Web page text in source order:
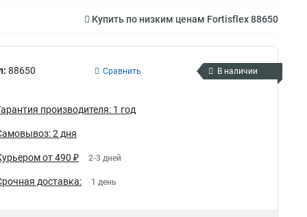
Купить по низким ценам Fortisflex 88650
88650 Сравнить В наличии
производителя: 1 год
2 дня
от 490 ₽ 2-3 дней
доставка: 1 день